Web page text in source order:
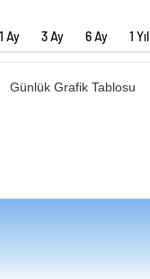
1 Ay 3 Ay 6 Ay 1 Yıl
Günlük Grafik Tablosu